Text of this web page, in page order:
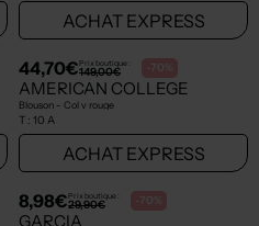
ACHAT EXPRESS